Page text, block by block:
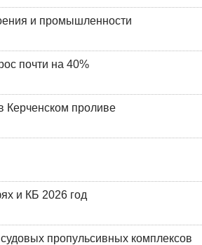
и промышленности
почти на 40%
Керченском проливе
и КБ 2026 год
пропульсивных комплексов